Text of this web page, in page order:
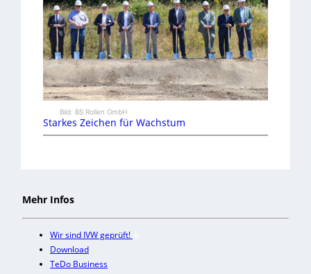
Bild: BS Rollen GmbH
Starkes Zeichen für Wachstum
Mehr Infos
Wir sind IVW geprüft!
Download
TeDo Business